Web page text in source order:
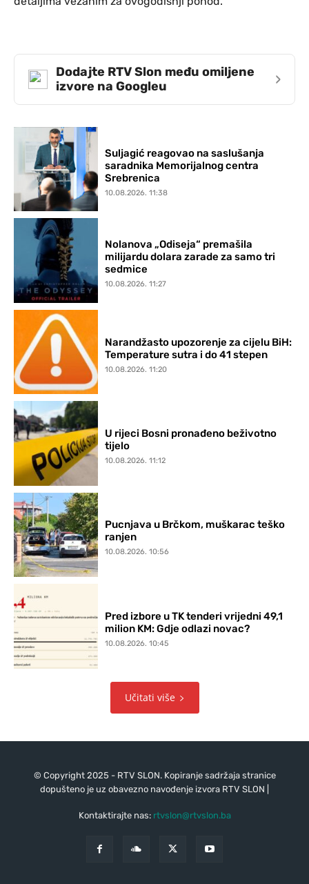
Dodajte RTV Slon među omiljene
izvore na Googleu
›
Suljagić reagovao na saslušanja
saradnika Memorijalnog centra
Srebrenica
10.08.2026. 11:38
Nolanova „Odiseja“ premašila
milijardu dolara zarade za samo tri
sedmice
10.08.2026. 11:27
Narandžasto upozorenje za cijelu BiH:
Temperature sutra i do 41 stepen
10.08.2026. 11:20
U rijeci Bosni pronađeno beživotno
tijelo
10.08.2026. 11:12
Pucnjava u Brčkom, muškarac teško
ranjen
10.08.2026. 10:56
Pred izbore u TK tenderi vrijedni 49,1
milion KM: Gdje odlazi novac?
10.08.2026. 10:45
Učitati više
© Copyright 2025 - RTV SLON. Kopiranje sadržaja stranice
dopušteno je uz obavezno navođenje izvora RTV SLON |
Kontaktirajte nas: rtvslon@rtvslon.ba